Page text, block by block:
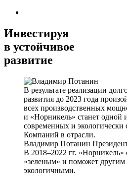
Инвестируя
в устойчивое
развитие
В результате реализации
развития до 2023 года
всех производственных
и «Норникель» станет одной
современных и экологически
Компаний в отрасли.
Владимир Потанин
В 2018–2022 гг. «Норникель»
«зеленым» и поможет другим
экологичными.